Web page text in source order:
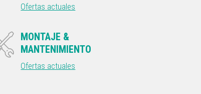
Ofertas actuales
MONTAJE &
MANTENIMIENTO
Ofertas actuales